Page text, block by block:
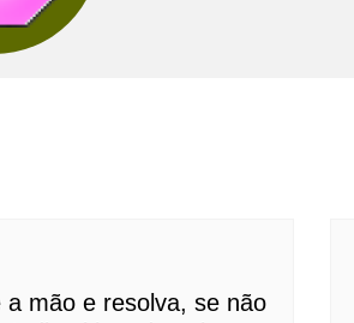
a mão e resolva, se não